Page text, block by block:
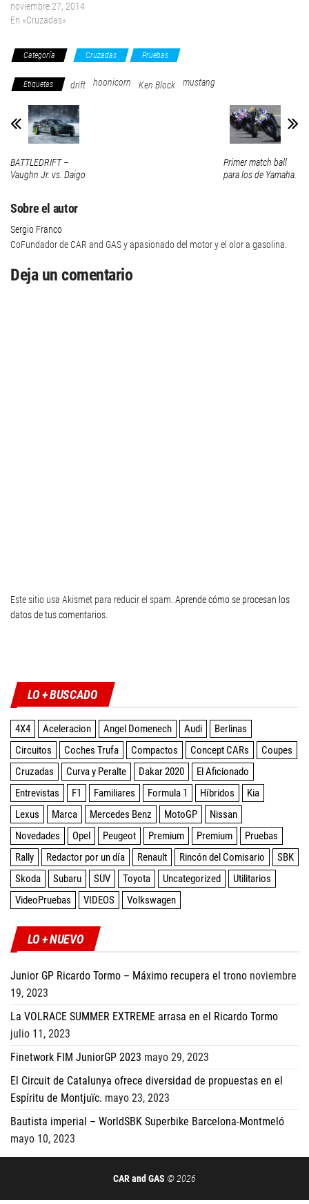
noviembre 27, 2014
En «Cruzadas»
Categoría Cruzadas Pruebas
Etiquetas drift hoonicorn Ken Block mustang
BATTLEDRIFT –
Vaughn Jr. vs. Daigo
Primer match ball
para los de Yamaha.
Sobre el autor
Sergio Franco
CoFundador de CAR and GAS y apasionado del motor y el olor a gasolina.
Deja un comentario
Este sitio usa Akismet para reducir el spam. Aprende cómo se procesan los
datos de tus comentarios
LO + BUSCADO
4X4 Aceleracion Angel Domenech Audi
Berlinas
Circuitos
Coches Trufa Compactos Concept CARs
Coupes
Cruzadas
Curva y Peralte Dakar 2020
El Aficionado
Entrevistas
F1 Familiares Formula 1 Híbridos
Kia
Lexus
Marca Mercedes Benz MotoGP
Nissan
Novedades
Opel Peugeot Premium Premium
Pruebas
Rally
Redactor por un día Renault Rincón del Comisario
SBK
Skoda
Subaru SUV Toyota Uncategorized
Utilitarios
VideoPruebas
VIDEOS Volkswagen
LO + NUEVO
Junior GP Ricardo Tormo – Máximo recupera el trono noviembre
19, 2023
La VOLRACE SUMMER EXTREME arrasa en el Ricardo Tormo
julio 11, 2023
Finetwork FIM JuniorGP 2023 mayo 29, 2023
El Circuit de Catalunya ofrece diversidad de propuestas en el
Espíritu de Montjuïc. mayo 23, 2023
Bautista imperial – WorldSBK Superbike Barcelona-Montmeló
mayo 10, 2023
CAR and GAS © 2026